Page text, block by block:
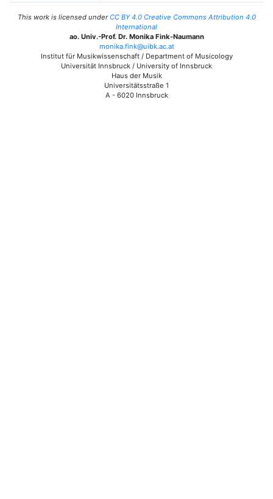
This work is licensed underCC BY 4.0 Creative Commons Attribution 4.0
International
ao. Univ.-Prof. Dr. Monika Fink-Naumann
monika.fink@uibk.ac.at
Institut für Musikwissenschaft / Department of Musicology
Universität Innsbruck / University of Innsbruck
Haus der Musik
Universitätsstraße 1
A - 6020 Innsbruck